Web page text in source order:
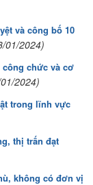
và công bố 10
01/2024)
chức và cơ
2024)
trong lĩnh vực
thị trấn đạt
không có đơn vị